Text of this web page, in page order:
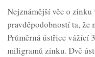
Nejznámější věc o
pravděpodobností ta, že
Průměrná ústřice vážící
miligramů zinku. Dvě